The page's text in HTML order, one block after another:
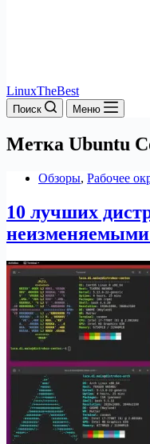
LinuxTheBest
Поиск Меню
Метка Ubuntu
Обзоры, Рабочее
10 лучших